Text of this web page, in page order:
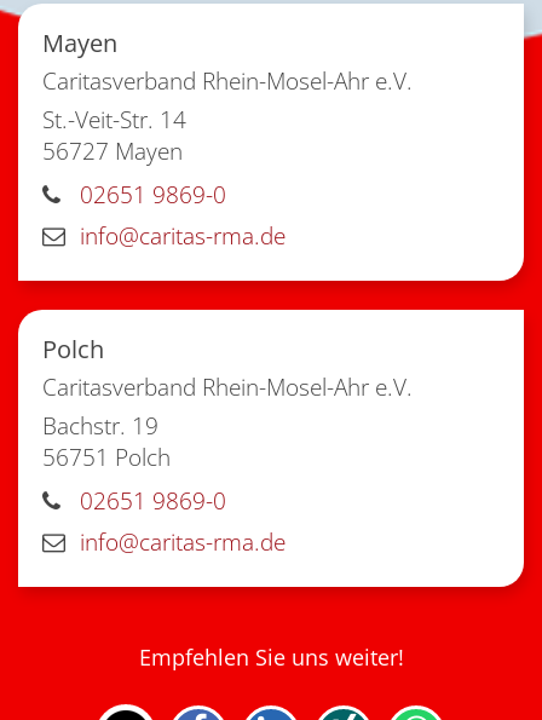
Mayen
Caritasverband Rhein-Mosel-Ahr e.V.
St.-Veit-Str. 14
56727 Mayen
02651 9869-0
info@caritas-rma.de
Polch
Caritasverband Rhein-Mosel-Ahr e.V.
Bachstr. 19
56751 Polch
02651 9869-0
info@caritas-rma.de
Empfehlen Sie uns weiter!